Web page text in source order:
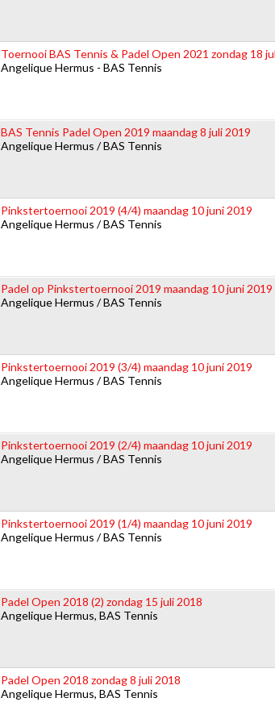
Toernooi BAS Tennis & Padel Open 2021 zondag 18
Angelique Hermus - BAS Tennis
BAS Tennis Padel Open 2019 maandag 8 juli 2019
Angelique Hermus / BAS Tennis
Pinkstertoernooi 2019 (4/4) maandag 10 juni 2019
Angelique Hermus / BAS Tennis
Padel op Pinkstertoernooi 2019 maandag 10 juni 2019
Angelique Hermus / BAS Tennis
Pinkstertoernooi 2019 (3/4) maandag 10 juni 2019
Angelique Hermus / BAS Tennis
Pinkstertoernooi 2019 (2/4) maandag 10 juni 2019
Angelique Hermus / BAS Tennis
Pinkstertoernooi 2019 (1/4) maandag 10 juni 2019
Angelique Hermus / BAS Tennis
Padel Open 2018 (2) zondag 15 juli 2018
Angelique Hermus, BAS Tennis
Padel Open 2018 zondag 8 juli 2018
Angelique Hermus, BAS Tennis